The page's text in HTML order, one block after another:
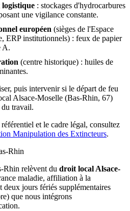
: stockages d'hydrocarbures
une vigilance constante.
européen (sièges de l'Espace
ERP institutionnels) : feux de papier
A.
(centre historique) : huiles de
puis intervenir si le départ de feu
Alsace-Moselle (Bas-Rhin, 67)
travail.
et le cadre légal, consultez
Manipulation des Extincteurs.
Rhin
Rhin relèvent du droit local Alsace-
maladie, affiliation à la
deux jours fériés supplémentaires
que nous intégrons